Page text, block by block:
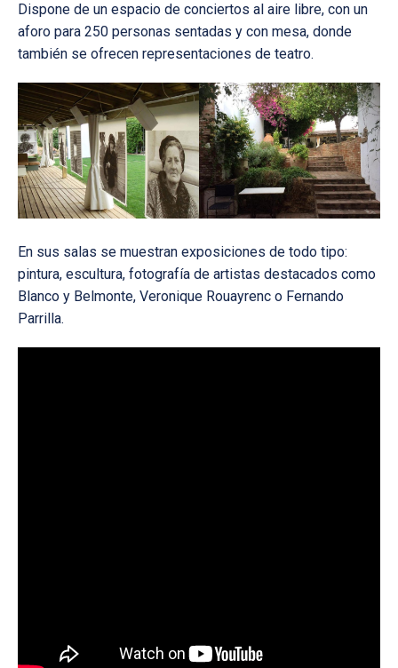
Dispone de un espacio de conciertos al aire libre, con un
aforo para 250 personas sentadas y con mesa, donde
también se ofrecen representaciones de teatro.
En sus salas se muestran exposiciones de todo tipo:
pintura, escultura, fotografía de artistas destacados como
Blanco y Belmonte, Veronique Rouayrenc o Fernando
Parrilla.